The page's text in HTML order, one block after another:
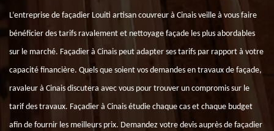
L’entreprise de façadier Louiti artisan couvreur à Cinais veille à vous faire
bénéficier des tarifs ravalement et nettoyage façade les plus abordables
sur le marché. Façadier à Cinais peut adapter ses tarifs par rapport à votre
capacité financière. Quels que soient vos demandes en travaux de façade,
ravaleur à Cinais discutera avec vous pour trouver un compromis sur le
tarif des travaux. Façadier à Cinais étudie chaque cas et chaque budget
afin de fournir les meilleurs prix. Demandez votre devis auprès de façadier